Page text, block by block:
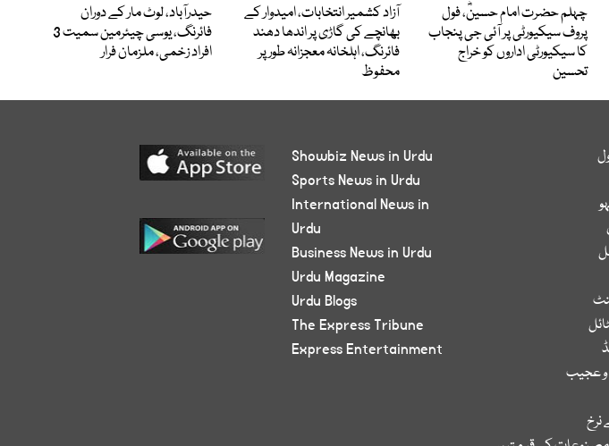
چہلم حضرت امام حسینؓ، فول
پروف سیکیورٹی پر آئی جی پنجاب
کا سیکیورٹی اداروں کو خراج
تحسین
آزاد کشمیر انتخابات، امیدوار کے
بھانچے کی گاڑی پر اندھا دھند
فائرنگ، اہلخانہ معجزانہ طور پر
محفوظ
حیدرآباد، لوٹ مار کے دوران
فائرنگ، یوسی چیئرمین سمیت 3
افراد زخمی، ملزمان فرار
عجیب
Showbiz News in Urdu
Sports News in Urdu
International News in
Urdu
Business News in Urdu
Urdu Magazine
Urdu Blogs
The Express Tribune
Express Entertainment